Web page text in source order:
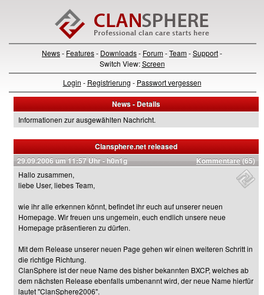
News- Features- Downloads- Forum-Team-Support-
Switch View:Screen
Login - Registrierung - Passwort vergessen
News - Details
Informationen zur ausgewählten Nachricht.
Clansphere.net released
29.09.2006 um 11:57 Uhr - h0n1g
Kommentare (65)
Hallo zusammen,
liebe User, liebes Team,
wie ihr alle erkennen könnt, befindet ihr euch auf unserer neuen
Homepage. Wir freuen uns ungemein, euch endlich unsere neue
Homepage präsentieren zu dürfen.
Mit dem Release unserer neuen Page gehen wir einen weiteren Schritt in
die richtige Richtung.
ClanSphere ist der neue Name des bisher bekannten BXCP, welches ab
dem nächsten Release ebenfalls umbenannt wird, der neue Name hierfür
lautet "ClanSphere2006".